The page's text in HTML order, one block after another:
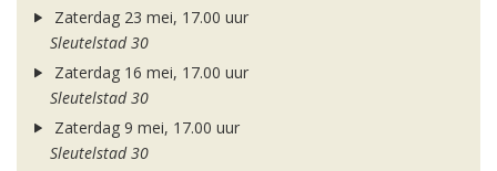
Zaterdag 23 mei, 17.00 uur
Sleutelstad 30
Zaterdag 16 mei, 17.00 uur
Sleutelstad 30
Zaterdag 9 mei, 17.00 uur
Sleutelstad 30